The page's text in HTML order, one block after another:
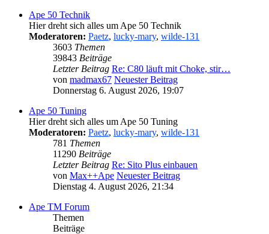
Ape 50 Technik
Hier dreht sich alles um Ape 50 Technik
Moderatoren: Paetz, lucky-mary, wilde-131
3603 Themen
39843 Beiträge
Letzter Beitrag Re: C80 läuft mit Choke, stir…
von madmax67 Neuester Beitrag
Donnerstag 6. August 2026, 19:07
Ape 50 Tuning
Hier dreht sich alles um Ape 50 Tuning
Moderatoren: Paetz, lucky-mary, wilde-131
781 Themen
11290 Beiträge
Letzter Beitrag Re: Sito Plus einbauen
von Max++Ape Neuester Beitrag
Dienstag 4. August 2026, 21:34
Ape TM Forum
Themen
Beiträge